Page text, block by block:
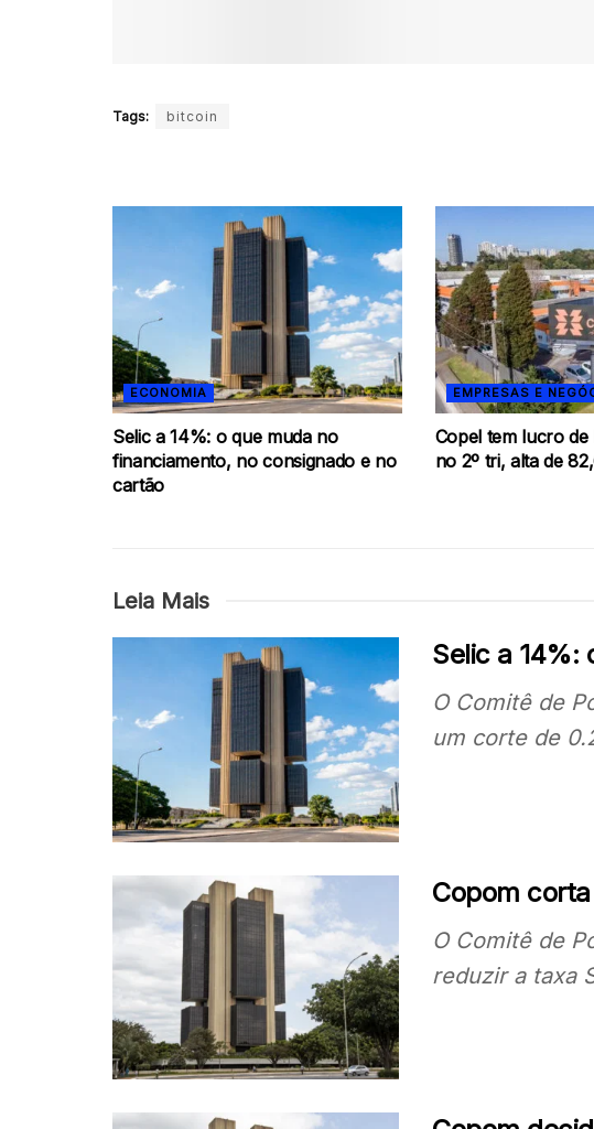
Tags: bitcoin
ECONOMIA
Selic a 14%: o que muda no
financiamento, no consignado e no
cartão
EMPRESAS E
Copel tem lucro de
no 2º tri, alta de
Leia Mais
Selic a 14%:
O Comitê de
um corte de
Copom
O Comitê de
reduzir a taxa